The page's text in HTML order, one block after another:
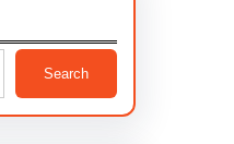
Search